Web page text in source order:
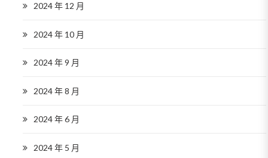
2024 年 12 月
2024 年 10 月
2024 年 9 月
2024 年 8 月
2024 年 6 月
2024 年 5 月